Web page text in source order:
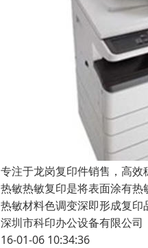
专注于龙岗复印件销售，高效
热敏热敏复印是将表面涂有
热敏材料色调变深即形成复
深圳市科印办公设备有限公司
16-01-06 10:34:36